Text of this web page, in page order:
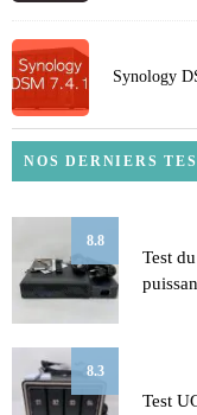
Synology
NOS DERNIERS
8.8
Test
8.3
Test